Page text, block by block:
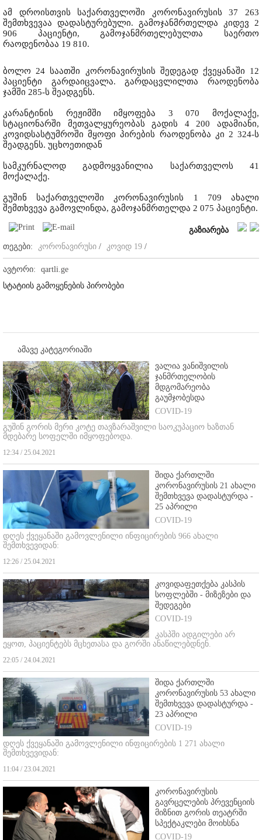
ამ დროისთვის საქართველოში კორონავირუსის 37 263
შემთხვევაა დადასტურებული. გამოჯანმრთელდა კიდევ 2
906 პაციენტი, გამოჯანმრთელებულთა საერთო
რაოდენობაა 19 810.
ბოლო 24 საათში კორონავირუსის შედეგად ქვეყანაში 12
პაციენტი გარდაიცვალა. გარდაცვლილთა რაოდენობა
ჯამში 285-ს შეადგენს.
კარანტინის რეჟიმში იმყოფება 3 070 მოქალაქე,
სტაციონარში მეთვალყურეობას გადის 4 200 ადამიანი,
კოვიდსასტუმროში მყოფი პირების რაოდენობა კი 2 324-ს
შეადგენს. უცხოეთიდან
სამკურნალოდ გადმოყვანილია საქართველოს 41
მოქალაქე.
გუშინ საქართველოში კორონავირუსის 1 709 ახალი
შემთხვევა გამოვლინდა, გამოჯანმრთელდა 2 075 პაციენტი.
გაზიარება
თეგები:
კორონავირუსი / კოვიდ 19 /
ავტორი:
qartli.ge
სტატიის გამოყენების პირობები
ამავე კატეგორიაში
ვალია ვანიშვილის
ჯანმრთელობის
მდგომარეობა
გაუმჯობესდა
COVID-19
გუშინ გორის მერი კოტე თავზარაშვილი საოკუპაციო ხაზთან
მდებარე სოფელში იმყოფებოდა.
12:34 / 25.04.2021
შიდა ქართლში
კორონავირუსის 21 ახალი
შემთხვევა დადასტურდა -
25 აპრილი
COVID-19
დღეს ქვეყანაში გამოვლენილი ინფიცირების 966 ახალი
შემთხვევიდან:
12:26 / 25.04.2021
კოვიდაფეთქება კასპის
სოფლებში - მიზეზები და
შედეგები
COVID-19
კასპში ადგილები არ
ეყოთ, პაციენტებს მცხეთასა და გორში ანაწილებდნენ.
22:05 / 24.04.2021
შიდა ქართლში
კორონავირუსის 53 ახალი
შემთხვევა დადასტურდა -
23 აპრილი
COVID-19
დღეს ქვეყანაში გამოვლენილი ინფიცირების 1 271 ახალი
შემთხვევიდან:
11:04 / 23.04.2021
კორონავირუსის
გავრცელების პრევენციის
მიზნით გორის თეატრში
სპექტაკლები მოიხსნა
COVID-19